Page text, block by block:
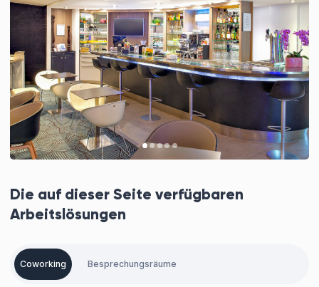
Die auf dieser Seite verfügbaren
Arbeitslösungen
Coworking Besprechungsräume